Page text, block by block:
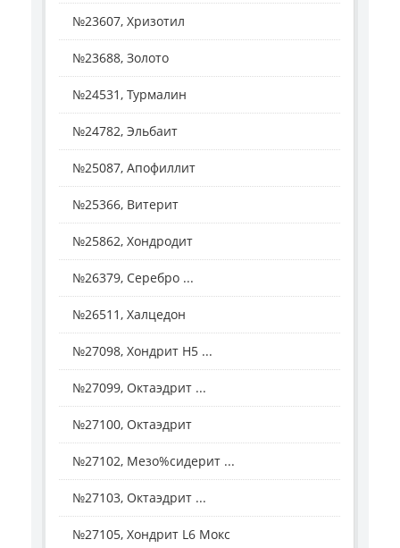
№23607, Хризотил
№23688, Золото
№24531, Турмалин
№24782, Эльбаит
№25087, Апофиллит
№25366, Витерит
№25862, Хондродит
№26379, Серебро ...
№26511, Халцедон
№27098, Хондрит H5 ...
№27099, Октаэдрит ...
№27100, Октаэдрит
№27102, Мезо%сидерит ...
№27103, Октаэдрит ...
№27105, Хондрит L6 Мокс